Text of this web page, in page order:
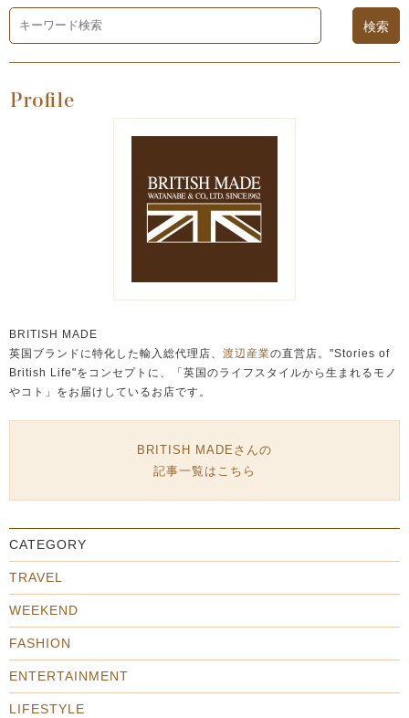
BRITISH MADE
英国ブランドに特化した輸入総代理店、 渡辺産業の直営店。"Stories of
British Life"をコンセプトに、「英国のライフスタイルから生まれるモノ
やコト」をお届けしているお店です。
BRITISH MADEさんの
記事一覧はこちら
CATEGORY
TRAVEL
WEEKEND
FASHION
ENTERTAINMENT
LIFESTYLE